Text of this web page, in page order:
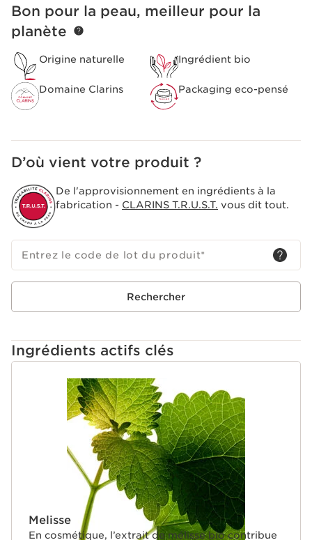
Composé d’extraits bio de gentiane jaune et de mélisse
issus du Domaine Clarins, sélectionnés pour vous
transmettre toute la fraicheur et la pureté des Alpes.
Il contribue à apaiser et adoucir la peau.
Le plus Clarins
Texture acqueuse adaptée au visage, aux yeux et aux
lèvres.
ALLER AU CONTENU
Bon pour la peau, meilleur pour la
planète
Origine naturelle Ingrédient bio
Domaine Clarins Packaging eco-pensé
D’où vient votre produit ?
De l'approvisionnement en ingrédients à la
fabrication - CLARINS T.R.U.S.T. vous dit tout.
Entrez le code de lot du produit*
Rechercher
Ingrédients actifs clés
ALLER AU CONTENU
Melisse
En cosmétique, l’extrait de mélisse bio contribue